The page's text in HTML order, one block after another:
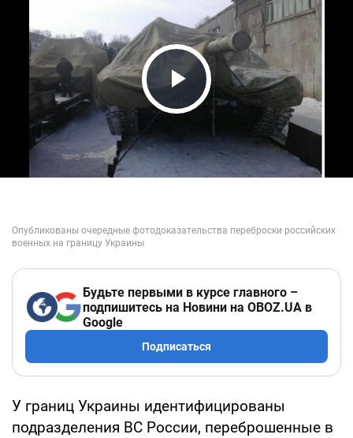
Play Video
Будьте первыми в курсе главного –
подпишитесь на Новини на OBOZ.UA в
Google
Подписаться
У границ Украины идентифицированы
подразделения ВС России, переброшенные в